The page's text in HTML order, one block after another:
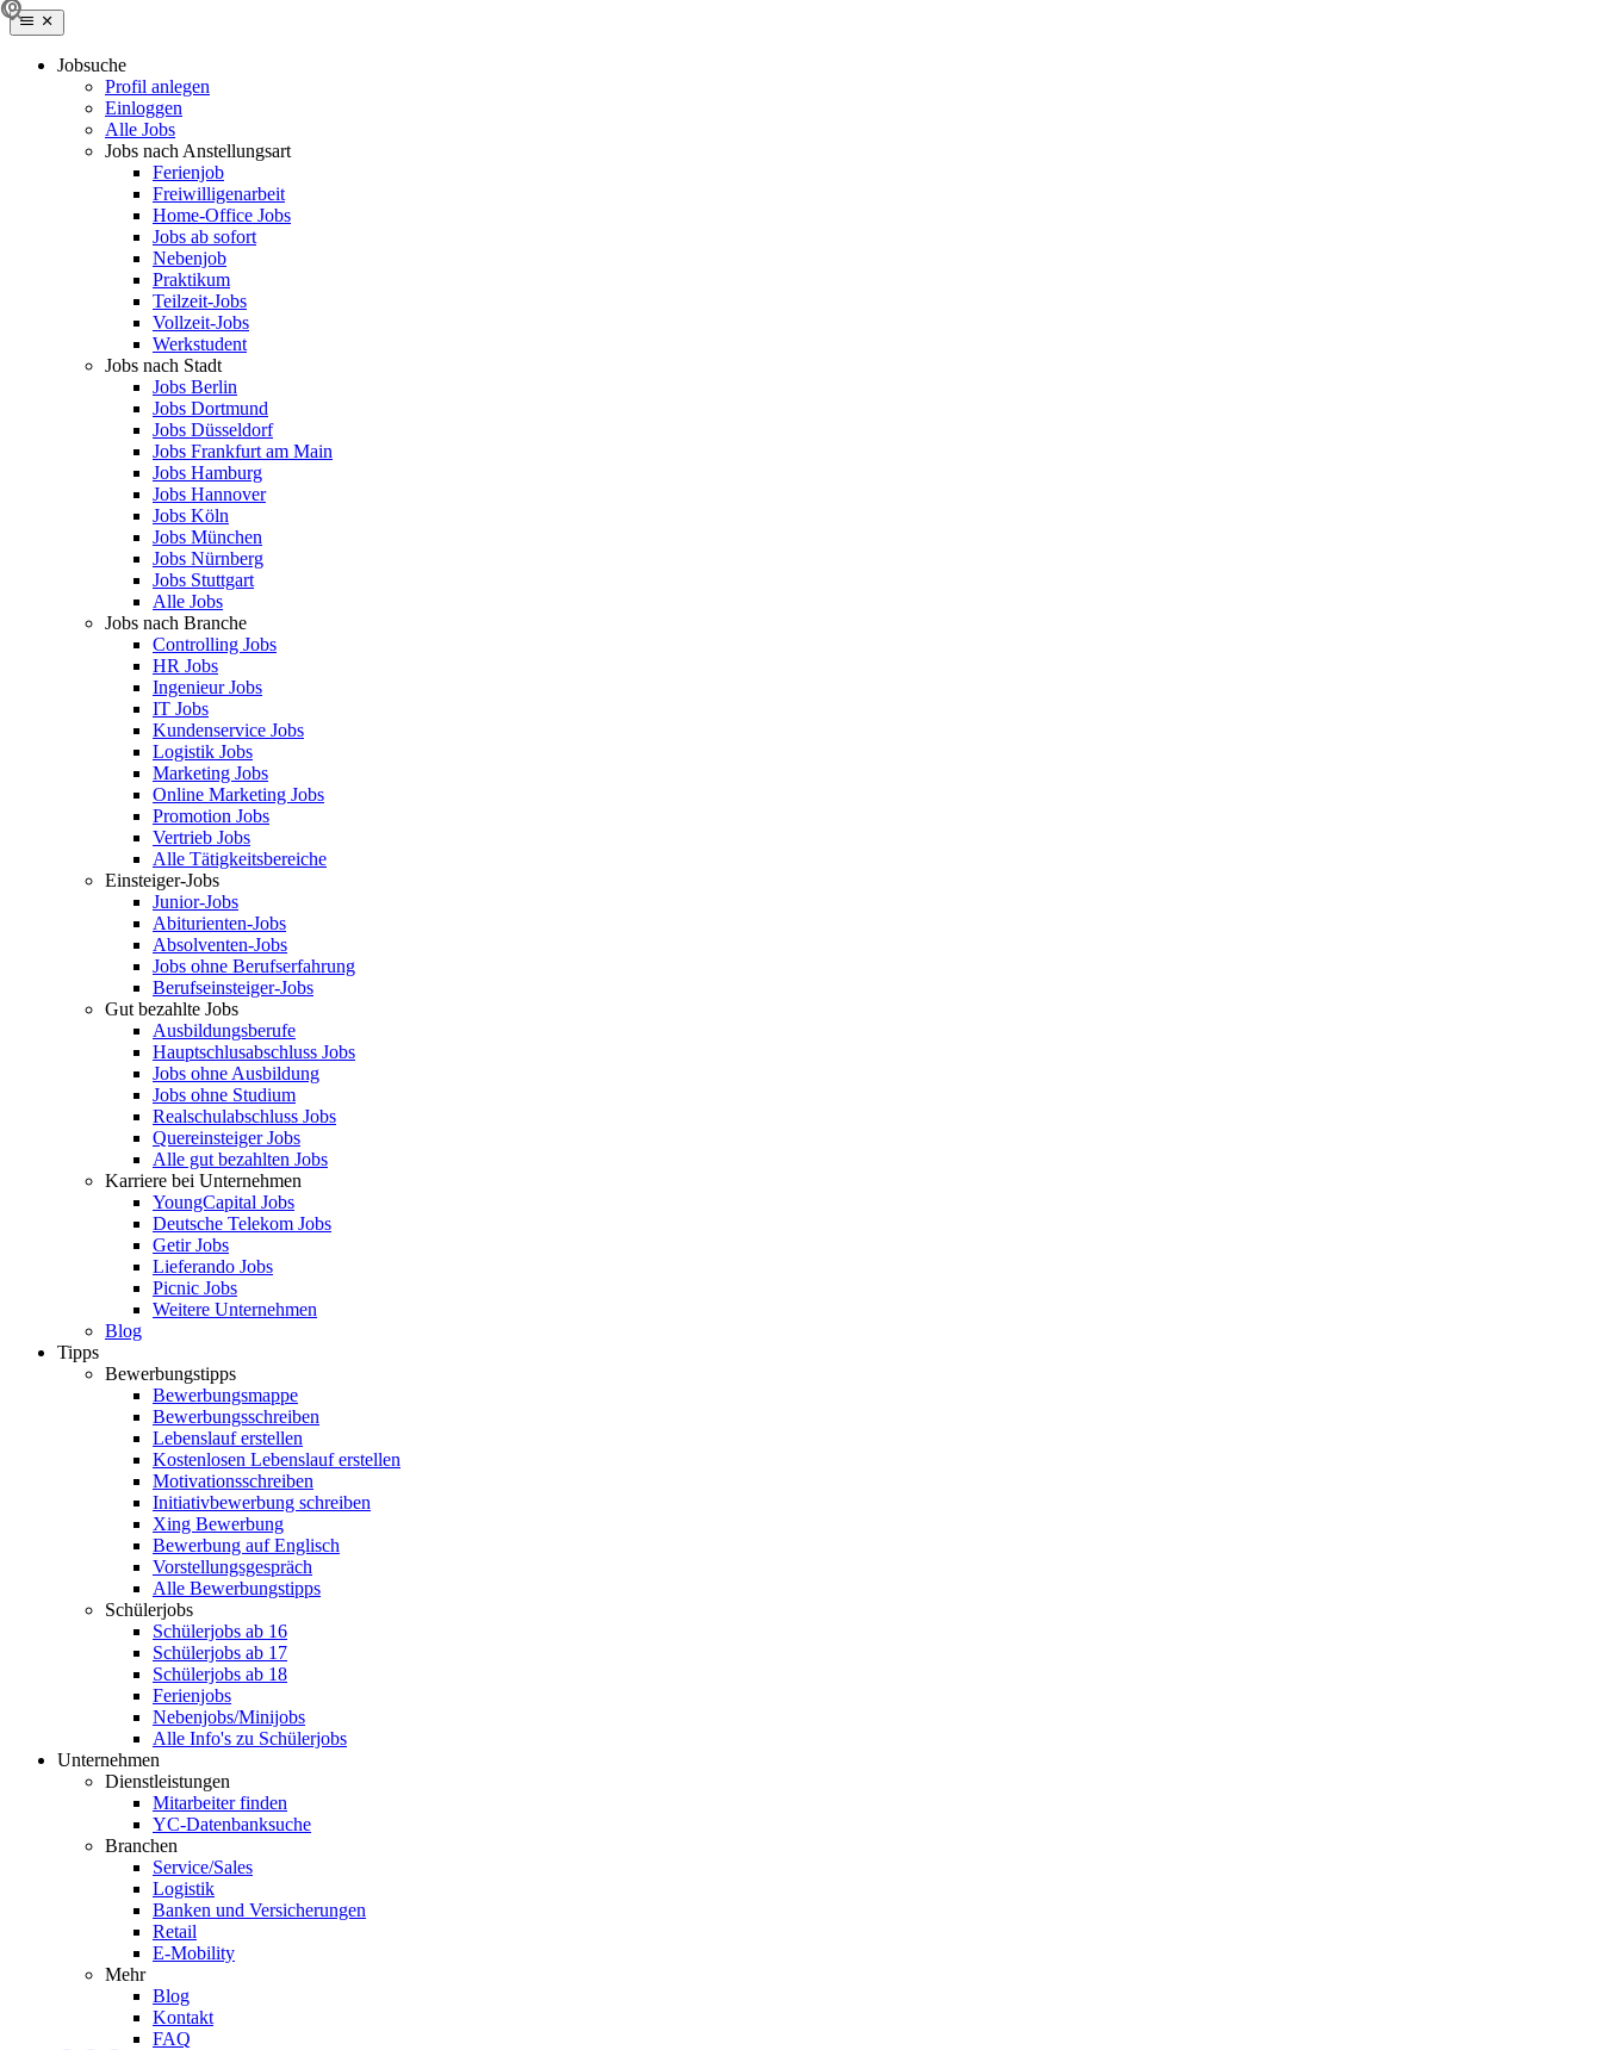
Jobsuche
Profil anlegen
Einloggen
Alle Jobs
Jobs nach Anstellungsart
Ferienjob
Freiwilligenarbeit
Home-Office Jobs
Jobs ab sofort
Nebenjob
Praktikum
Teilzeit-Jobs
Vollzeit-Jobs
Werkstudent
Jobs nach Stadt
Jobs Berlin
Jobs Dortmund
Jobs Düsseldorf
Jobs Frankfurt am Main
Jobs Hamburg
Jobs Hannover
Jobs Köln
Jobs München
Jobs Nürnberg
Jobs Stuttgart
Alle Jobs
Jobs nach Branche
Controlling Jobs
HR Jobs
Ingenieur Jobs
IT Jobs
Kundenservice Jobs
Logistik Jobs
Marketing Jobs
Online Marketing Jobs
Promotion Jobs
Vertrieb Jobs
Alle Tätigkeitsbereiche
Einsteiger-Jobs
Junior-Jobs
Abiturienten-Jobs
Absolventen-Jobs
Jobs ohne Berufserfahrung
Berufseinsteiger-Jobs
Gut bezahlte Jobs
Ausbildungsberufe
Hauptschlusabschluss Jobs
Jobs ohne Ausbildung
Jobs ohne Studium
Realschulabschluss Jobs
Quereinsteiger Jobs
Alle gut bezahlten Jobs
Karriere bei Unternehmen
YoungCapital Jobs
Deutsche Telekom Jobs
Getir Jobs
Lieferando Jobs
Picnic Jobs
Weitere Unternehmen
Blog
Tipps
Bewerbungstipps
Bewerbungsmappe
Bewerbungsschreiben
Lebenslauf erstellen
Kostenlosen Lebenslauf erstellen
Motivationsschreiben
Initiativbewerbung schreiben
Xing Bewerbung
Bewerbung auf Englisch
Vorstellungsgespräch
Alle Bewerbungstipps
Schülerjobs
Schülerjobs ab 16
Schülerjobs ab 17
Schülerjobs ab 18
Ferienjobs
Nebenjobs/Minijobs
Alle Info's zu Schülerjobs
Unternehmen
Dienstleistungen
Mitarbeiter finden
YC-Datenbanksuche
Branchen
Service/Sales
Logistik
Banken und Versicherungen
Retail
E-Mobility
Mehr
Blog
Kontakt
FAQ